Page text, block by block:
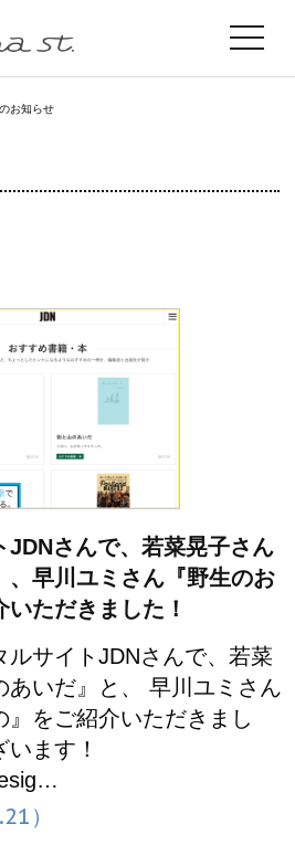
お知らせ
toggle
JDNさんで、若菜晃子さん
、早川ユミさん『野生のお
ただきました！
ルサイトJDNさんで、若菜
あいだ』と、 早川ユミさん
』をご紹介いただきまし
ます！
）